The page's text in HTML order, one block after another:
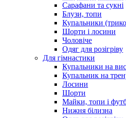
Сарафани та сукні
Блузи, топи
Купальники
Шорти і лосини
Чоловіче
Одяг для розігріву
Для гімнастики
Купальники на
Купальник на
Лосини
Шорти
Майки, топи і
Нижня білизна